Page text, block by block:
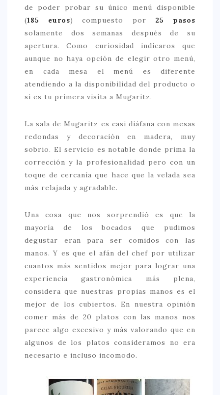
de poder probar su único menú disponible
(185 euros) compuesto por 25 pasos
solamente dos semanas después de su
apertura. Como curiosidad indicaros que
aunque no haya opción de elegir otro menú,
en cada mesa el menú es diferente
atendiendo a la disponibilidad del producto o
si es tu primera visita a Mugaritz.
La sala de Mugaritz es casi diáfana con mesas
redondas y decoración en madera, muy
sobrio. El servicio es notable donde prima la
corrección y la profesionalidad pero con un
toque de cercanía que hace que la velada sea
más relajada y agradable.
Una cosa que nos sorprendió es que la
mayoría de los bocados que pudimos
degustar eran para ser comidos con las
manos. Y es que el afán del chef por utilizar
cuantos más sentidos mejor para lograr una
experiencia gastronómica más plena,
considera que nuestras propias manos es el
mejor de los cubiertos. En nuestra opinión
comer más de 20 platos con las manos nos
parece algo excesivo y más valorando que en
algunos de los platos consideramos no era
necesario e incluso incomodo.